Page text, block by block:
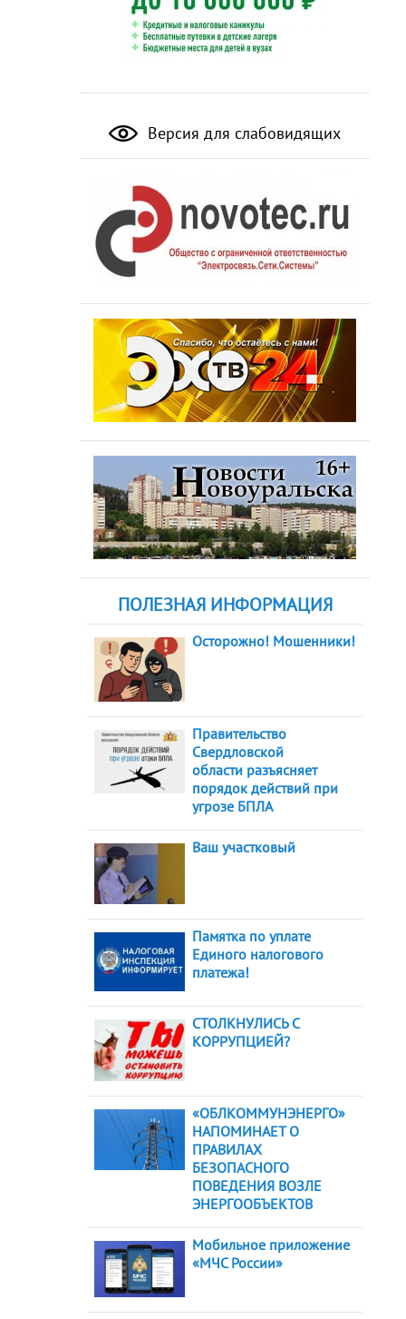
Версия для слабовидящих
ПОЛЕЗНАЯ ИНФОРМАЦИЯ
Осторожно! Мошенники!
Правительство
Свердловской
области разъясняет
порядок действий при
угрозе БПЛА
Ваш участковый
Памятка по уплате
Единого налогового
платежа!
СТОЛКНУЛИСЬ С
КОРРУПЦИЕЙ?
«ОБЛКОММУНЭНЕРГО»
НАПОМИНАЕТ О
ПРАВИЛАХ
БЕЗОПАСНОГО
ПОВЕДЕНИЯ ВОЗЛЕ
ЭНЕРГООБЪЕКТОВ
Мобильное приложение
«МЧС России»